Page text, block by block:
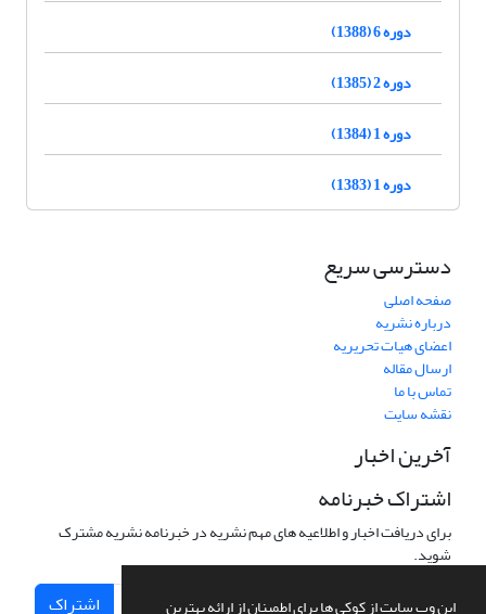
این وب سایت از کوکی ها برای اطمینان از ارائه بهترین
دوره 6 (1388)
دوره 2 (1385)
دوره 1 (1384)
دوره 1 (1383)
دسترسی سریع
صفحه اصلی
درباره نشریه
اعضای هیات تحریریه
ارسال مقاله
تماس با ما
نقشه سایت
آخرین اخبار
اشتراک خبرنامه
برای دریافت اخبار و اطلاعیه های مهم نشریه در خبرنامه نشریه مشترک
شوید.
اشتراک